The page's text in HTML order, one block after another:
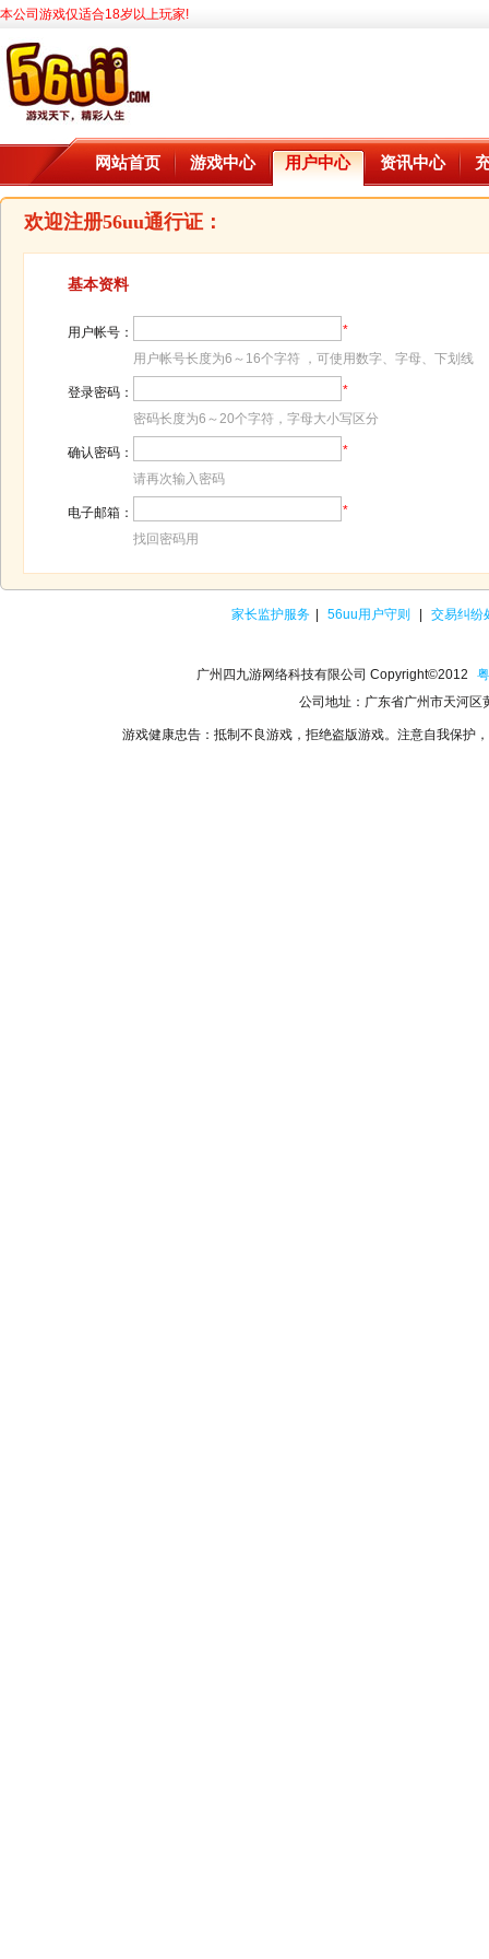
本公司游戏仅适合18岁以上玩家!
网站首页 游戏中心 用户中心 资讯中心
欢迎注册56uu通行证：
基本资料
用户帐号：
*
用户帐号长度为6～16个字符 ，可使用数字、字母、下划线
登录密码：
*
密码长度为6～20个字符，字母大小写区分
确认密码：
*
请再次输入密码
电子邮箱：
*
找回密码用
家长监护服务 56uu用户守则 交易纠纷
广州四九游网络科技有限公司 Copyright©2012
公司地址：广东省广州市天河
游戏健康忠告：抵制不良游戏，拒绝盗版游戏。注意自我保护